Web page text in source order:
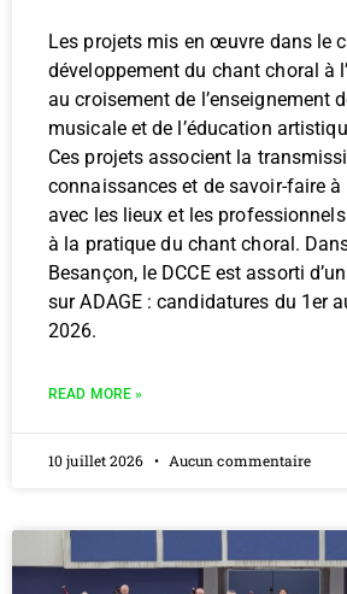
Les projets mis en œuvre dans le
développement du chant choral à
au croisement de l’enseignement
musicale et de l’éducation
Ces projets associent la
connaissances et de savoir-faire à
avec les lieux et les
à la pratique du chant choral.
Besançon, le DCCE est assorti
sur ADAGE : candidatures du 1er
2026.
READ MORE »
10 juillet 2026 Aucun commentaire